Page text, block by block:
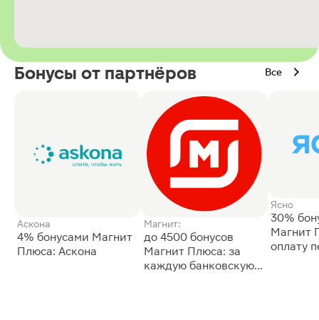
Бонусы от партнёров Все
Аскона
4% бонусами Магнит
Плюса: Аскона
Магнит:
до 4500 бонусов
Магнит Плюса: за
каждую банковскую
Ясно
30%
Магнит
оплату